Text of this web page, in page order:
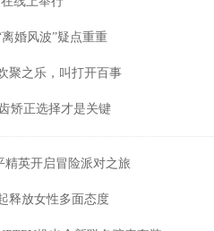
婚风波”疑点重重
聚之乐，叫打开百事
矫正选择才是关键
精英开启冒险派对之旅
释放女性多面态度